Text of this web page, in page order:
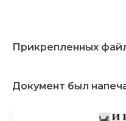
Прикрепленных
Документ был